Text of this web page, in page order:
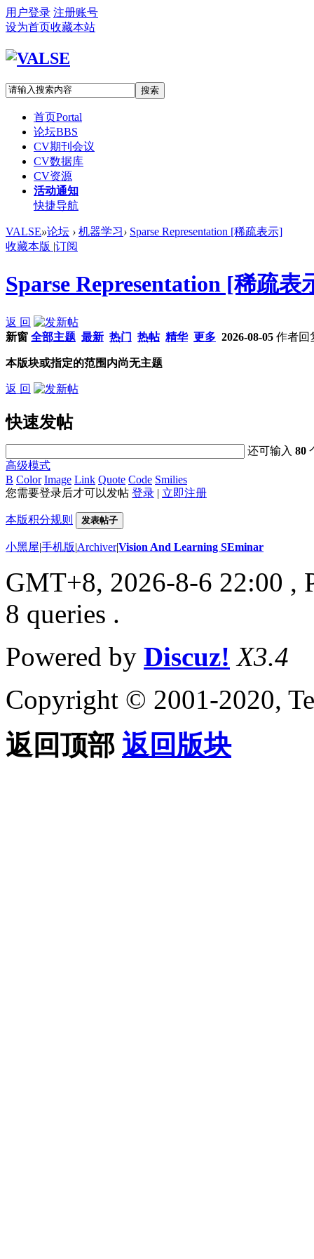
用户登录 注册账号
设为首页收藏本站
搜索
首页Portal
论坛BBS
CV期刊会议
CV数据库
CV资源
活动通知
快捷导航
VALSE»论坛 › 机器学习› Sparse Representation [稀疏表示]
收藏本版 |订阅
Sparse Representation [稀疏表
返 回
新窗 全部主题 最新 热门 热帖 精华 更多 2026-08-05 作者回
本版块或指定的范围内尚无主题
返 回
快速发帖
还可输入80
高级模式
B Color Image Link Quote Code Smilies
您需要登录后才可以发帖 登录 | 立即注册
本版积分规则 发表帖子
小黑屋|手机版|Archiver|Vision And Learning SEminar
GMT+8, 2026-8-6 22:00 ,
8 queries .
Powered by Discuz! X3.4
Copyright © 2001-2020,
返回顶部 返回版块